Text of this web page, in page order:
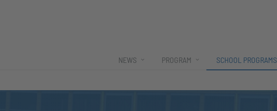
NEWS PROGRAM SCHOOL PROGRAMS